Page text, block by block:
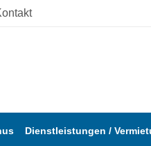
Dienstleistungen /